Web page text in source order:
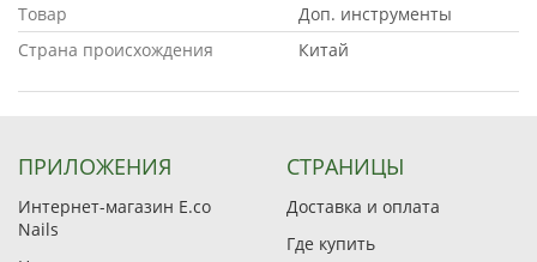
Товар
Доп. инструменты
Страна происхождения
Китай
ПРИЛОЖЕНИЯ
Интернет-магазин E.co
Nails
СТРАНИЦЫ
Доставка и оплата
Где купить